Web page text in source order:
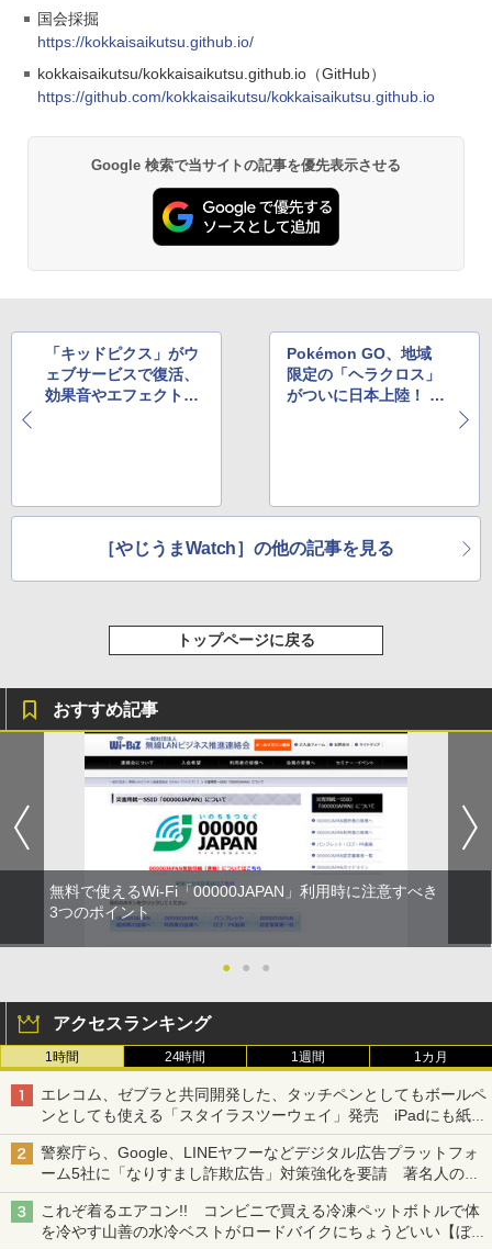
国会採掘
https://kokkaisaikutsu.github.io/
kokkaisaikutsu/kokkaisaikutsu.github.io（GitHub）
https://github.com/kokkaisaikutsu/kokkaisaikutsu.github.io
Google 検索で当サイトの記事を優先表示させる
「キッドピクス」がウ
ェブサービスで復活、
効果音やエフェクトも
Pokémon GO、地域
限定の「ヘラクロス」
がついに日本上陸！ 足
［やじうまWatch］の他の記事を見る
トップページに戻る
おすすめ記事
無料で使えるWi-Fi「00000JAPAN」利用時に注意すべき
3つのポイント
● ● ●
アクセスランキング
1時間 24時間 1週間 1カ月
エレコム、ゼブラと共同開発した、タッチペンとしてもボールペ
ンとしても使える「スタイラスツーウェイ」発売 iPadにも紙に
も、持ち替えずに書き込める
警察庁ら、Google、LINEヤフーなどデジタル広告プラットフォ
ーム5社に「なりすまし詐欺広告」対策強化を要請 著名人の写
真や映像を使った投資詐欺などへの対策として
これぞ着るエアコン!! コンビニで買える冷凍ペットボトルで体
を冷やす山善の水冷ベストがロードバイクにちょうどいい【ぼっ